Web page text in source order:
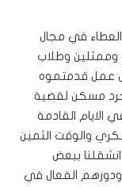
في مجال
وممثلين وطلاب
عمل قدمتموه
مجرد مسكن لقضية
القادمة
والوقت الثمين
ببعض
ودورهم الفعال في